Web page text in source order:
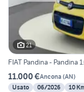
21
FIAT Pandina - Pandina
11.000 €Ancona (AN)
Usato
06/2026 10